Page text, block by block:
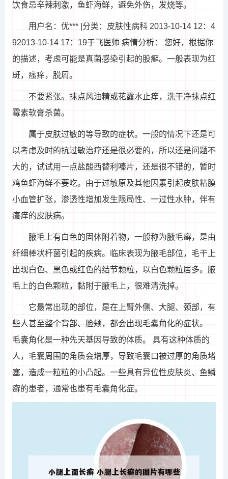
饮食忌辛辣刺激，鱼虾海鲜，避免外伤，发烧等。
用户名：优*** |分类：皮肤性病科 2013-10-14 12：4
92013-10-14 17：19于飞医师 病情分析： 您好，根据你
的描述，考虑可能是真菌感染引起的股癣。一般表现为红
斑，瘙痒，脱屑。
不要紧张。抹点风油精或花露水止痒，洗干净抹点红
霉素软膏杀菌。
属于皮肤过敏的等导致的症状。一般的情况下还是可
以考虑及时的抗过敏治疗还是很必要的，所以还是问题不
大的，试试用一点盐酸西替利嗪片，还是很不错的，暂时
鸡鱼虾海鲜不要吃。由于过敏原及其他因素引起皮肤粘膜
小血管扩张，渗透性增加发生限局性、一过性水肿，伴有
瘙痒的皮肤病。
腋毛上有白色的固体附着物，一般称为腋毛癣，是由
纤细棒状杆菌引起的疾病。临床表现为腋毛部位，毛干上
出现白色、黑色或红色的结节颗粒，以白色颗粒居多。腋
毛上的白色颗粒，黏附于腋毛上，很难清洗掉。
它最常出现的部位，是在上臂外侧、大腿、颈部，有
些人甚至整个背部、脸颊，都会出现毛囊角化的症状。
毛囊角化是一种先天基因导致的体质。 具有这种体质的
人，毛囊周围的角质会增厚，导致毛囊口被过厚的角质堵
塞，造成一粒粒的小凸起。一些具有异位性皮肤炎、鱼鳞
癣的患者，通常也患有毛囊角化症。